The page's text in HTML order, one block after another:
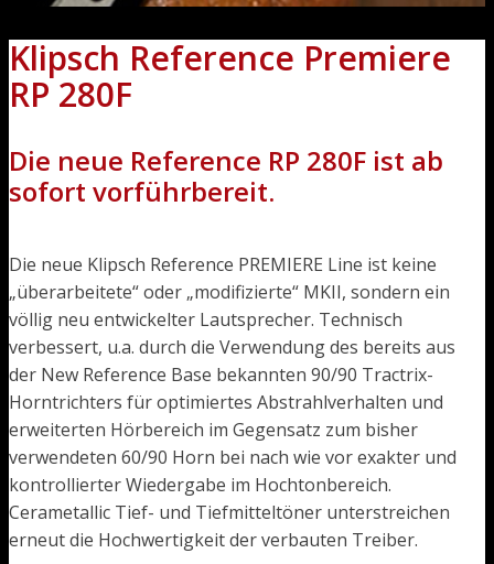
Klipsch Reference Premiere
RP 280F
Die neue Reference RP 280F ist ab
sofort vorführbereit.
Die neue Klipsch Reference PREMIERE Line ist keine
„überarbeitete“ oder „modifizierte“ MKII, sondern ein
völlig neu entwickelter Lautsprecher. Technisch
verbessert, u.a. durch die Verwendung des bereits aus
der New Reference Base bekannten 90/90 Tractrix-
Horntrichters für optimiertes Abstrahlverhalten und
erweiterten Hörbereich im Gegensatz zum bisher
verwendeten 60/90 Horn bei nach wie vor exakter und
kontrollierter Wiedergabe im Hochtonbereich.
Cerametallic Tief- und Tiefmitteltöner unterstreichen
erneut die Hochwertigkeit der verbauten Treiber.